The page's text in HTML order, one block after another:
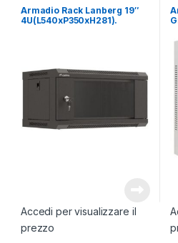
Armadio Rack Lanberg 19″
4U(L540xP350xH281).
Accedi per visualizzare il
prezzo